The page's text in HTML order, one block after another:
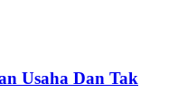
Usaha Dan Tak